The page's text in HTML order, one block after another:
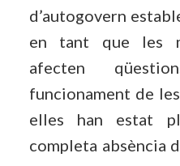
d’autogovern
en tant que les
afecten
funcionament de
elles han estat
completa absència